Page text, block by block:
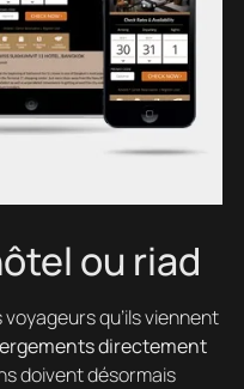
ou riad
qu’ils viennent
directement
doivent désormais